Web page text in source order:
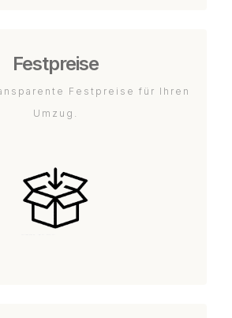
Festpreise
Festpreise für Ihren
Umzug.